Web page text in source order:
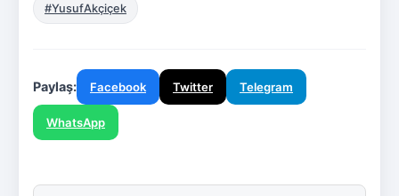
#YusufAkçiçek
Paylaş: Facebook Twitter Telegram
WhatsApp